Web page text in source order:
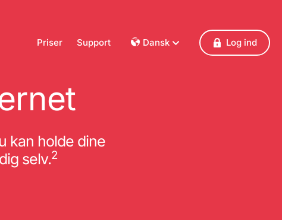
Priser Support Dansk Log ind
kan holde dine
selv.2